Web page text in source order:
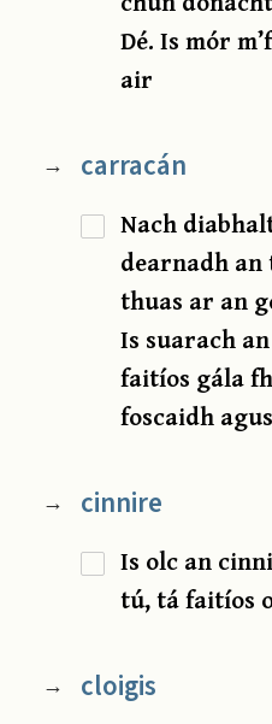
Dé. Is mór
air
→ carracán
Nach
dearnadh an
thuas ar an
Is suarach
faitíos gála
foscaidh
→ cinnire
Is olc an
tú, tá faitíos
→ cloigis